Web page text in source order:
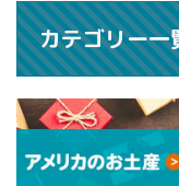
カテゴリー一